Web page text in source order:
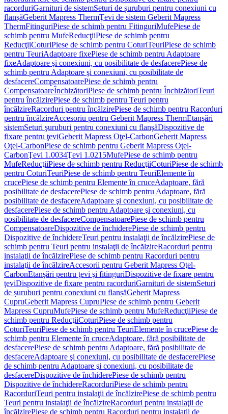
racorduriGarnituri de sistemSeturi de șuruburi pentru conexiuni cu
flanșăGeberit Mapress ThermŢevi de sistem Geberit Mapress
ThermFitinguriPiese de schimb pentru FitinguriMufePiese de
schimb pentru MufeReducţiiPiese de schimb pentru
ReducţiiCoturiPiese de schimb pentru CoturiTeuriPiese de schimb
pentru TeuriAdaptoare fixePiese de schimb pentru Adaptoare
fixeAdaptoare şi conexiuni, cu posibilitate de desfacerePiese de
schimb pentru Adaptoare şi conexiuni, cu posibilitate de
desfacereCompensatoarePiese de schimb pentru
CompensatoareÎnchizătoriPiese de schimb pentru ÎnchizătoriTeuri
pentru încălzirePiese de schimb pentru Teuri pentru
încălzireRacorduri pentru încălzirePiese de schimb pentru Racorduri
pentru încălzireAccesoriu pentru Geberit Mapress ThermEtanşări
sistemSeturi şuruburi pentru conexiuni cu flanşăDispozitive de
fixare pentru ţeviGeberit Mapress Oţel-CarbonGeberit Mapress
Oţel-CarbonPiese de schimb pentru Geberit Mapress Oţel-
CarbonŢevi 1.0034Ţevi 1.0215MufePiese de schimb pentru
MufeReducţiiPiese de schimb pentru ReducţiiCoturiPiese de schimb
pentru CoturiTeuriPiese de schimb pentru TeuriElemente în
crucePiese de schimb pentru Elemente în cruceAdaptoare, fără
posibilitate de desfacerePiese de schimb pentru Adaptoare, fără
posibilitate de desfacereAdaptoare şi conexiuni, cu posibilitate de
desfacerePiese de schimb pentru Adaptoare şi conexiuni, cu
posibilitate de desfacereCompensatoarePiese de schimb pentru
CompensatoareDispozitive de închiderePiese de schimb pentru
Dispozitive de închidereTeuri pentru instalaţii de încălzirePiese de
schimb pentru Teuri pentru instalaţii de încălzireRacorduri pentru
instalaţii de încălzirePiese de schimb pentru Racorduri pentru
instalaţii de încălzireAccesorii pentru Geberit Mapress Oţel-
CarbonEtanşări pentru ţevi şi fitinguriDispozitive de fixare pentru
ţeviDispozitive de fixare pentru racorduriGarnituri de sistemSeturi
de șuruburi pentru conexiuni cu flanșăGeberit Mapress
CupruGeberit Mapress CupruPiese de schimb pentru Geberit
Mapress CupruMufePiese de schimb pentru MufeReducţiiPiese de
schimb pentru ReducţiiCoturiPiese de schimb pentru
CoturiTeuriPiese de schimb pentru TeuriElemente în crucePiese de
schimb pentru Elemente în cruceAdaptoare, fără posibilitate de
desfacerePiese de schimb pentru Adaptoare, fără posibilitate de
desfacereAdaptoare şi conexiuni, cu posibilitate de desfacerePiese
de schimb pentru Adaptoare şi conexiuni, cu posibilitate de
desfacereDispozitive de închiderePiese de schimb pentru
Dispozitive de închidereRacorduriPiese de schimb pentru
RacorduriTeuri pentru instalaţii de încălzirePiese de schimb pentru
Teuri pentru instalaţii de încălzireRacorduri pentru instalaţii de
încălzirePiese de schimb pentru Racorduri pentru instalaţii de